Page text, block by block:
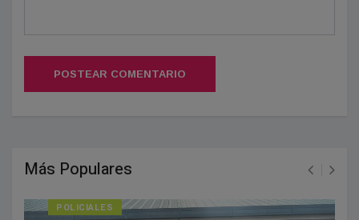
POSTEAR COMENTARIO
Más Populares
POLICIALES